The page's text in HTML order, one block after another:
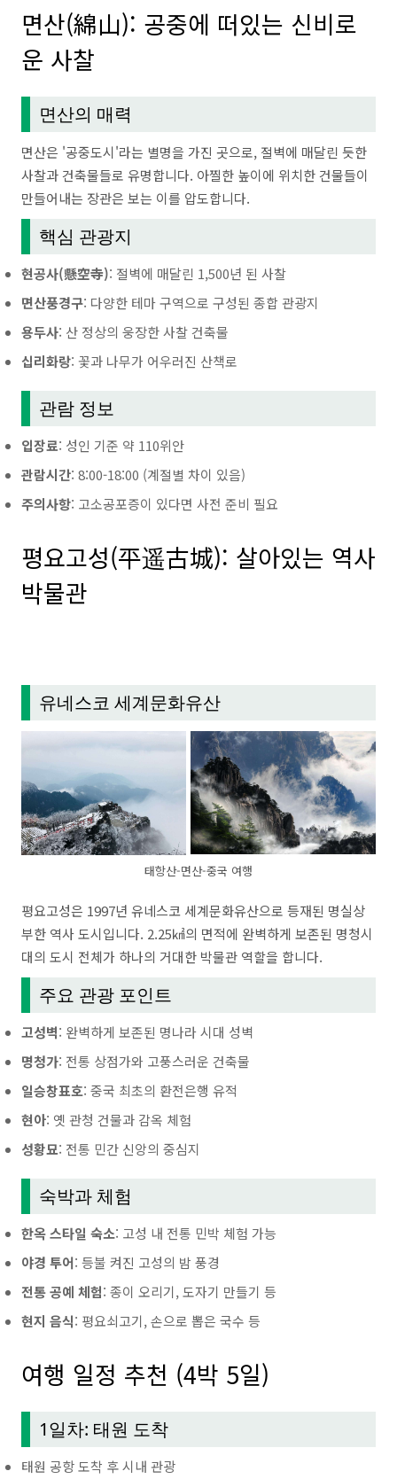
면산(綿山): 공중에 떠있는 신비로
운 사찰
면산의 매력
면산은 '공중도시'라는 별명을 가진 곳으로, 절벽에 매달린 듯한
사찰과 건축물들로 유명합니다. 아찔한 높이에 위치한 건물들이
만들어내는 장관은 보는 이를 압도합니다.
핵심 관광지
현공사(懸空寺): 절벽에 매달린 1,500년 된 사찰
면산풍경구: 다양한 테마 구역으로 구성된 종합 관광지
용두사: 산 정상의 웅장한 사찰 건축물
십리화랑: 꽃과 나무가 어우러진 산책로
관람 정보
입장료: 성인 기준 약 110위안
관람시간: 8:00-18:00 (계절별 차이 있음)
주의사항: 고소공포증이 있다면 사전 준비 필요
평요고성(平遥古城): 살아있는 역사
박물관
유네스코 세계문화유산
태항산-면산-중국 여행
평요고성은 1997년 유네스코 세계문화유산으로 등재된 명실상
부한 역사 도시입니다. 2.25㎢의 면적에 완벽하게 보존된 명청시
대의 도시 전체가 하나의 거대한 박물관 역할을 합니다.
주요 관광 포인트
고성벽: 완벽하게 보존된 명나라 시대 성벽
명청가: 전통 상점가와 고풍스러운 건축물
일승창표호: 중국 최초의 환전은행 유적
현아: 옛 관청 건물과 감옥 체험
성황묘: 전통 민간 신앙의 중심지
숙박과 체험
한옥 스타일 숙소: 고성 내 전통 민박 체험 가능
야경 투어: 등불 켜진 고성의 밤 풍경
전통 공예 체험: 종이 오리기, 도자기 만들기 등
현지 음식: 평요쇠고기, 손으로 뽑은 국수 등
여행 일정 추천 (4박 5일)
1일차: 태원 도착
태원 공항 도착 후 시내 관광